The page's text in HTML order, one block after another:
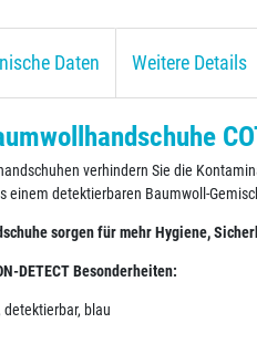
Daten Weitere Details
verhindern Sie die
einem detektierbaren Baumwoll-
sorgen für mehr Hygiene,
DETECT Besonderheiten:
blau